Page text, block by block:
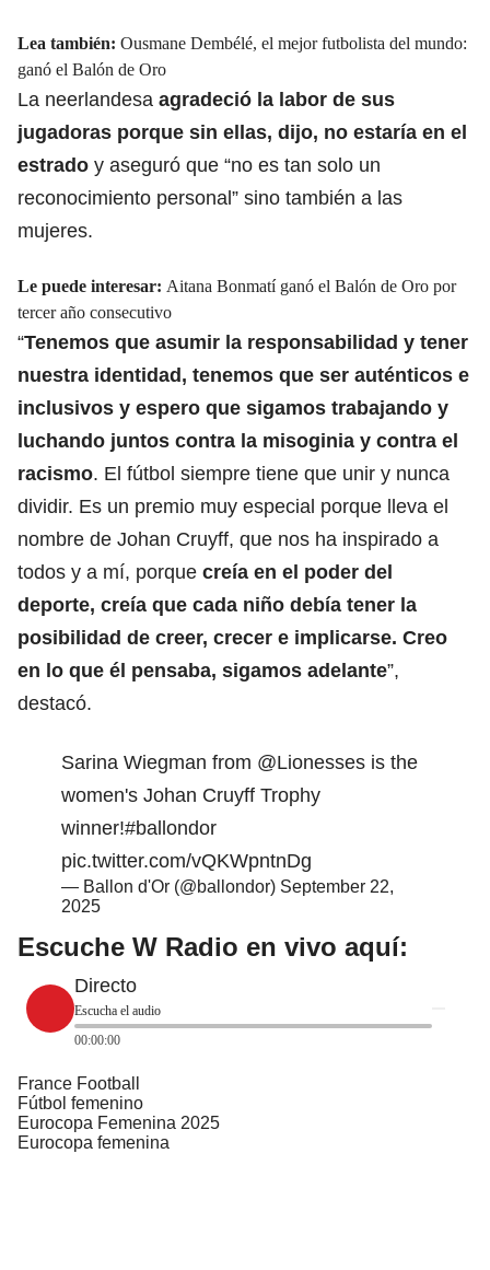
Lea también: Ousmane Dembélé, el mejor futbolista del mundo:
ganó el Balón de Oro
La neerlandesa agradeció la labor de sus
jugadoras porque sin ellas, dijo, no estaría en el
estrado y aseguró que “no es tan solo un
reconocimiento personal” sino también a las
mujeres.
Le puede interesar: Aitana Bonmatí ganó el Balón de Oro por
tercer año consecutivo
“Tenemos que asumir la responsabilidad y tener
nuestra identidad, tenemos que ser auténticos e
inclusivos y espero que sigamos trabajando y
luchando juntos contra la misoginia y contra el
racismo. El fútbol siempre tiene que unir y nunca
dividir. Es un premio muy especial porque lleva el
nombre de Johan Cruyff, que nos ha inspirado a
todos y a mí, porque creía en el poder del
deporte, creía que cada niño debía tener la
posibilidad de creer, crecer e implicarse. Creo
en lo que él pensaba, sigamos adelante”,
destacó.
Sarina Wiegman from @Lionesses is the
women's Johan Cruyff Trophy
winner!#ballondor
pic.twitter.com/vQKWpntnDg
— Ballon d'Or (@ballondor) September 22,
2025
Escuche W Radio en vivo aquí:
Directo
Escucha el audio
00:00:00
France Football
Fútbol femenino
Eurocopa Femenina 2025
Eurocopa femenina